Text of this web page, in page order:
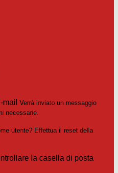
mail Verrà inviato un messaggio
necessarie.
utente? Effettua il reset della
la casella di posta